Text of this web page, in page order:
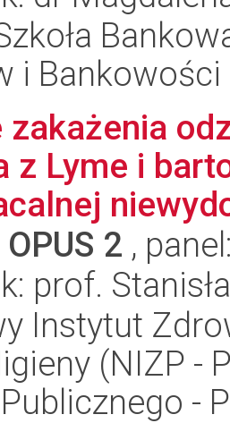
i Bankowości
zakażenia
z Lyme i
OPUS 2 ,
prof.
Instytut
(NIZP -
-